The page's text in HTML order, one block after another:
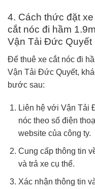
4. Cách thức đặt
cắt nóc đi hầm
Vận Tải Đức Quyết
Để thuê xe cắt nóc đi
Vận Tải Đức Quyết,
bước sau:
Liên hệ với Vận Tải
nóc theo số điện
website của công ty.
Cung cấp thông tin
và trả xe cụ thể.
Xác nhận thông tin